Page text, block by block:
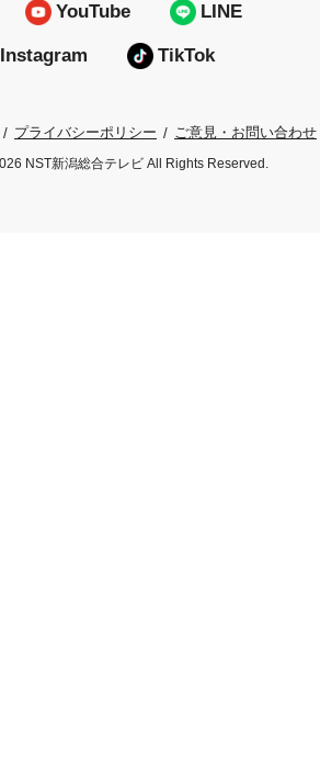
YouTube LINE
Instagram TikTok
プライバシーポリシー ご意見・お問い合わせ
NST新潟総合テレビ All Rights Reserved.